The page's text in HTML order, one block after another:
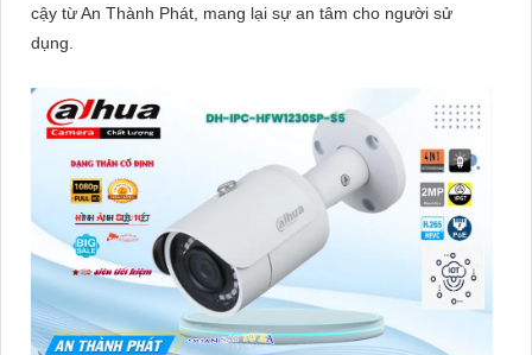
cậy từ An Thành Phát, mang lại sự an tâm cho người sử
dụng.